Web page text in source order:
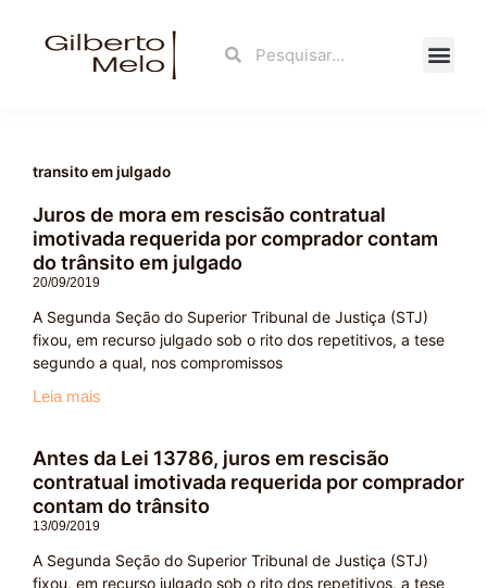
Search
transito em julgado
Juros de mora em rescisão contratual
imotivada requerida por comprador contam
do trânsito em julgado
20/09/2019
A Segunda Seção do Superior Tribunal de Justiça (STJ)
fixou, em recurso julgado sob o rito dos repetitivos, a tese
segundo a qual, nos compromissos
Leia mais
Antes da Lei 13786, juros em rescisão
contratual imotivada requerida por comprador
contam do trânsito
13/09/2019
A Segunda Seção do Superior Tribunal de Justiça (STJ)
fixou, em recurso julgado sob o rito dos repetitivos, a tese